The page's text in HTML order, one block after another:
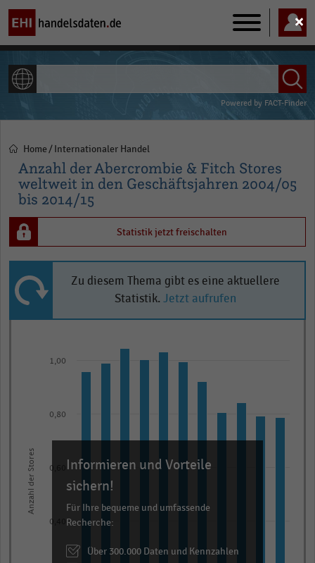
Main
navigation
Powered by FACT-Finder
Pfadnavigation
Home Internationaler Handel
Anzahl der Abercrombie & Fitch Stores
weltweit in den Geschäftsjahren 2004/05
bis 2014/15
Statistik jetzt freischalten
Zu diesem Thema gibt es eine aktuellere
Statistik. Jetzt aufrufen
has
axis
displaying
Anzahl der Stores
0,40
0,60
0,80
1,00
Informieren und Vorteile
sichern!
Für Ihre bequeme und umfassende
Recherche:
Über 300.000 Daten und Kennzahlen